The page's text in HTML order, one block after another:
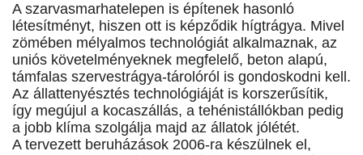
A szarvasmarhatelepen is építenek hasonló
létesítményt, hiszen ott is képződik hígtrágya. Mivel
zömében mélyalmos technológiát alkalmaznak, az
uniós követelményeknek megfelelő, beton alapú,
támfalas szervestrágya-tárolóról is gondoskodni kell.
Az állattenyésztés technológiáját is korszerűsítik,
így megújul a kocaszállás, a tehénistállókban pedig
a jobb klíma szolgálja majd az állatok jólétét.
A tervezett beruházások 2006-ra készülnek el,